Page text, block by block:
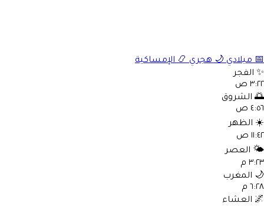
📅 ميلادي 🌙 هجري 📿 الإمساكية
✨ الفجر
٣:٢٢ ص
🌅 الشروق
٤:٥٦ ص
☀️ الظهر
١١:٤٢ ص
🌤️ العصر
٣:٢٣ م
🌙 المغرب
٦:٢٨ م
🌌 العشاء